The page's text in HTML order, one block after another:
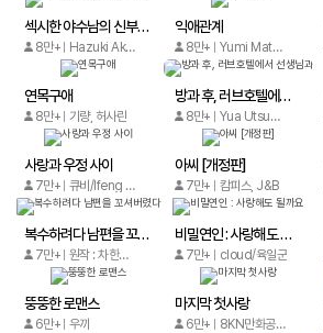
섹시한 야수남의 신부수업
8만+ Hazuki Akane
익애관계
8만+ Yumi Matsumoto/Tsubasa Nanaki
연목구애
8만+ 기량, 허사린
방과 후, 러브호텔에서 선생님과
8만+ Yua Utsugi/uroco
사랑과 우정 사이
7만+ 큐비/Ifeng comic
아씨 [개정판]
7만+ 캄피스, J&B
복수하려다 남편을 꼬셔버렸다
7만+ 원작 : 차한나 글 : M, 유인 그림 : 초운, 마카로니
비밀연인 : 사랑해도 될까요
7만+ cloud/육일군
뚱뚱한 로맨스
6만+ 우끼
마지막 첫사랑
6만+ 8KN만화공작실